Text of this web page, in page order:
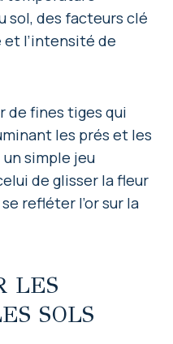
sol, des facteurs clé
l’intensité de
de fines tiges qui
les prés et les
un simple jeu
de glisser la fleur
refléter l’or sur la
LES
SOLS